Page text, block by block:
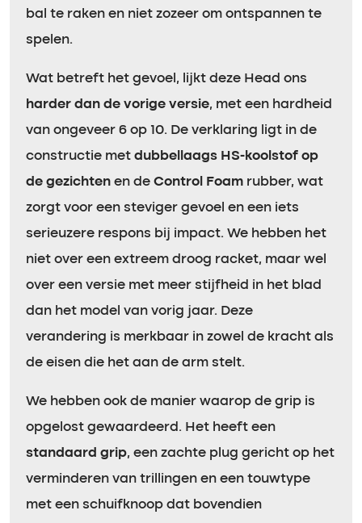
bal te raken en niet zozeer om ontspannen te
spelen.
Wat betreft het gevoel, lijkt deze Head ons
harder dan de vorige versie, met een hardheid
van ongeveer 6 op 10. De verklaring ligt in de
constructie met dubbellaags HS-koolstof op
de gezichten en de Control Foam rubber, wat
zorgt voor een steviger gevoel en een iets
serieuzere respons bij impact. We hebben het
niet over een extreem droog racket, maar wel
over een versie met meer stijfheid in het blad
dan het model van vorig jaar. Deze
verandering is merkbaar in zowel de kracht als
de eisen die het aan de arm stelt.
We hebben ook de manier waarop de grip is
opgelost gewaardeerd. Het heeft een
standaard grip, een zachte plug gericht op het
verminderen van trillingen en een touwtype
met een schuifknoop dat bovendien